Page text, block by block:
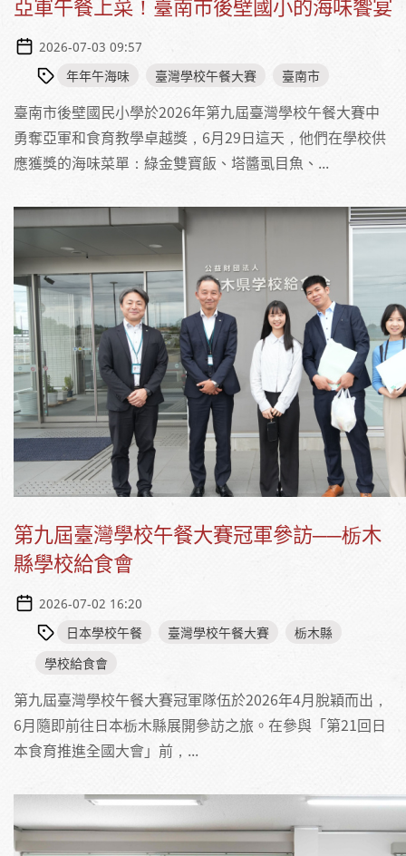
2026-07-03 09:57
年年午海味 臺灣學校午餐大賽 臺南市
臺南市後壁國民小學於2026年第九屆臺灣學校午餐大賽中
勇奪亞軍和食育教學卓越獎，6月29日這天，他們在學校供
應獲獎的海味菜單：綠金雙寶飯、塔醬虱目魚、...
第九屆臺灣學校午餐大賽冠軍參訪──栃木
縣學校給食會
2026-07-02 16:20
日本學校午餐 臺灣學校午餐大賽
栃木縣
學校給食會
第九屆臺灣學校午餐大賽冠軍隊伍於2026年4月脫穎而出，
6月隨即前往日本栃木縣展開參訪之旅。在參與「第21回日
本食育推進全國大會」前，...